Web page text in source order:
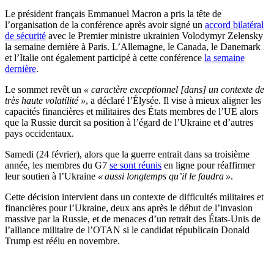
Le président français Emmanuel Macron a pris la tête de
l’organisation de la conférence après avoir signé un accord bilatéral
de sécurité avec le Premier ministre ukrainien Volodymyr Zelensky
la semaine dernière à Paris. L’Allemagne, le Canada, le Danemark
et l’Italie ont également participé à cette conférence la semaine
dernière.
Le sommet revêt un « caractère exceptionnel [dans] un contexte de
très haute volatilité », a déclaré l’Élysée. Il vise à mieux aligner les
capacités financières et militaires des États membres de l’UE alors
que la Russie durcit sa position à l’égard de l’Ukraine et d’autres
pays occidentaux.
Samedi (24 février), alors que la guerre entrait dans sa troisième
année, les membres du G7 se sont réunis en ligne pour réaffirmer
leur soutien à l’Ukraine « aussi longtemps qu’il le faudra ».
Cette décision intervient dans un contexte de difficultés militaires et
financières pour l’Ukraine, deux ans après le début de l’invasion
massive par la Russie, et de menaces d’un retrait des États-Unis de
l’alliance militaire de l’OTAN si le candidat républicain Donald
Trump est réélu en novembre.